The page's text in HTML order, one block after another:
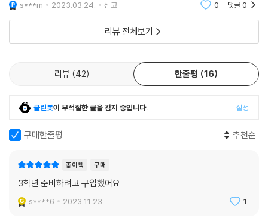
다.
s***m 2023.03.24. 신고 0 댓글0
리뷰 전체보기
리뷰 42 한줄평 16
클린봇이 부적절한 글을 감지 중입니다. 설정
구매한줄평 추천순
종이책 구매
3학년 준비하려고 구입했어요
s****6 2023.11.23. 1